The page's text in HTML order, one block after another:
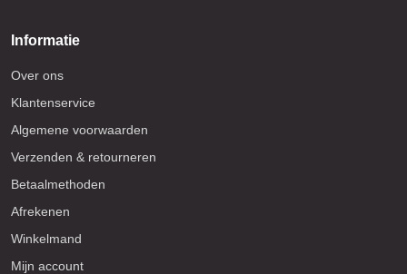
Informatie
Over ons
Klantenservice
Algemene voorwaarden
Verzenden & retourneren
Betaalmethoden
Afrekenen
Winkelmand
Mijn account